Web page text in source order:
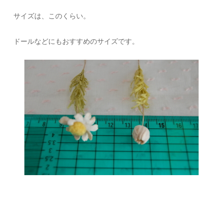
サイズは、このくらい。
ドールなどにもおすすめのサイズです。